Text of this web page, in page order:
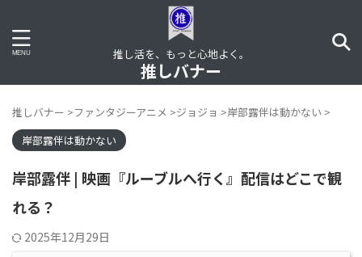
推し活を、もっと心地よく。
推しバナー
推しバナー >ファンタジーアニメ >ジョジョ >岸部露伴は動かない >
岸部露伴は動かない
岸部露伴 | 映画『ルーブルへ行く』配信はどこで観
れる？
2025年12月29日